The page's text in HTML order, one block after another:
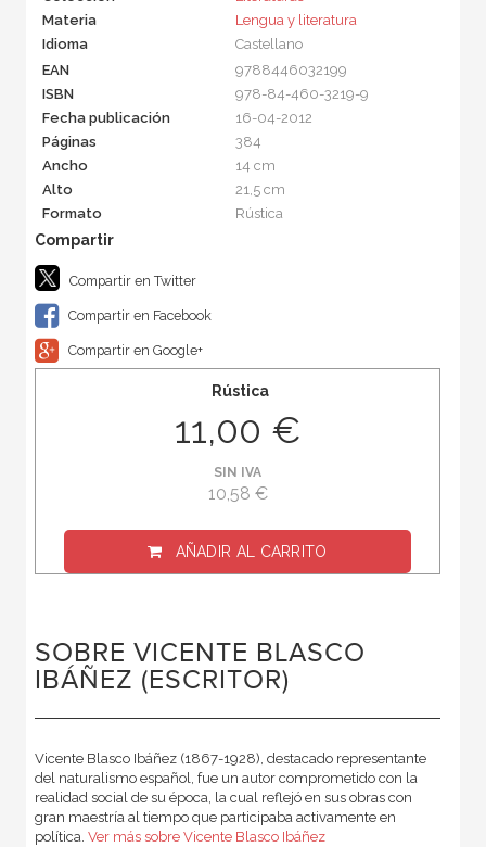
Materia
Lengua y literatura
Idioma
Castellano
EAN
9788446032199
ISBN
978-84-460-3219-9
Fecha publicación
16-04-2012
Páginas
384
Ancho
14 cm
Alto
21,5 cm
Formato
Rústica
Compartir en Twitter
Compartir en Facebook
Compartir en Google+
Rústica
11,00 €
SIN IVA
10,58 €
AÑADIR AL CARRITO
SOBRE VICENTE BLASCO
IBÁÑEZ (ESCRITOR)
Vicente Blasco Ibáñez (1867-1928), destacado representante
del naturalismo español, fue un autor comprometido con la
realidad social de su época, la cual reflejó en sus obras con
gran maestría al tiempo que participaba activamente en
política. Ver más sobre Vicente Blasco Ibáñez